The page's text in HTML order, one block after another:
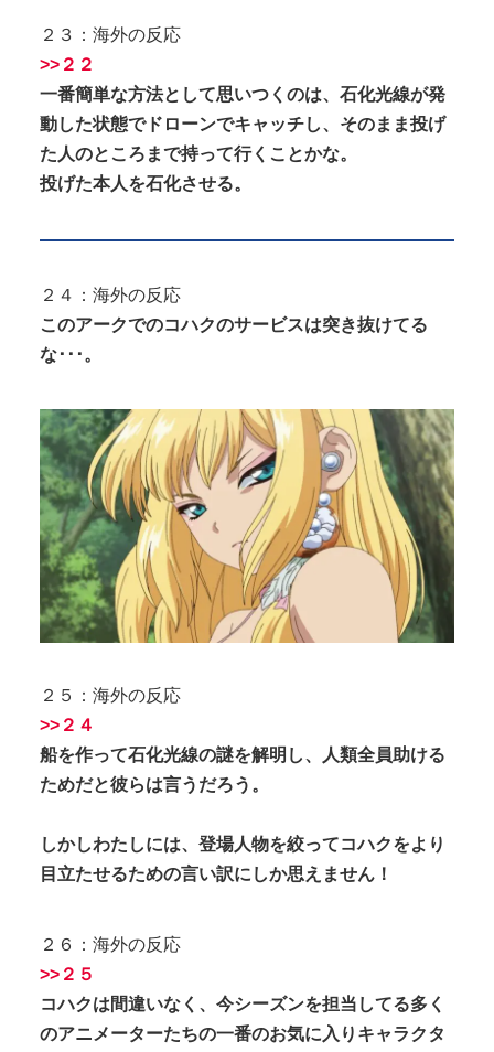
２３：海外の反応
>>２２
一番簡単な方法として思いつくのは、石化光線が発
動した状態でドローンでキャッチし、そのまま投げ
た人のところまで持って行くことかな。
投げた本人を石化させる。
２４：海外の反応
このアークでのコハクのサービスは突き抜けてる
な･･･。
２５：海外の反応
>>２４
船を作って石化光線の謎を解明し、人類全員助ける
ためだと彼らは言うだろう。
しかしわたしには、登場人物を絞ってコハクをより
目立たせるための言い訳にしか思えません！
２６：海外の反応
>>２５
コハクは間違いなく、今シーズンを担当してる多く
のアニメーターたちの一番のお気に入りキャラクタ